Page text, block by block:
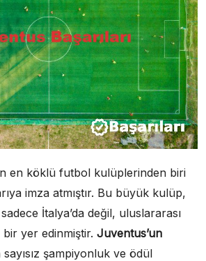
en köklü futbol kulüplerinden biri
imza atmıştır. Bu büyük kulüp,
İtalya’da değil, uluslararası
yer edinmiştir. Juventus’un
sayısız şampiyonluk ve ödül